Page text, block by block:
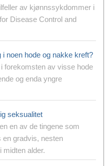
av kjønnssykdommer i
Disease Control and
noen hode og nakke kreft?
forekomsten av visse hode
og enda yngre
seksualitet
en av de tingene som
en gradvis, nesten
alder.